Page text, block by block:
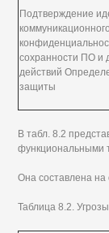
Подтверждение
сохранности ПО и
действий
защиты
В табл. 8.2
функциональными
Она составлена
Таблица 8.2.